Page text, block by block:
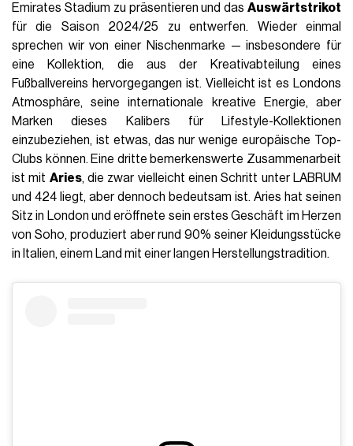
Emirates Stadium zu präsentieren und das Auswärtstrikot
für die Saison 2024/25 zu entwerfen. Wieder einmal
sprechen wir von einer Nischenmarke — insbesondere für
eine Kollektion, die aus der Kreativabteilung eines
Fußballvereins hervorgegangen ist. Vielleicht ist es Londons
Atmosphäre, seine internationale kreative Energie, aber
Marken dieses Kalibers für Lifestyle-Kollektionen
einzubeziehen, ist etwas, das nur wenige europäische Top-
Clubs können. Eine dritte bemerkenswerte Zusammenarbeit
ist mit Aries, die zwar vielleicht einen Schritt unter LABRUM
und 424 liegt, aber dennoch bedeutsam ist. Aries hat seinen
Sitz in London und eröffnete sein erstes Geschäft im Herzen
von Soho, produziert aber rund 90% seiner Kleidungsstücke
in Italien, einem Land mit einer langen Herstellungstradition.